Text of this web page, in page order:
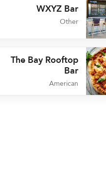
WXYZ Bar
Other
undefined
The Bay Rooftop
Bar
American